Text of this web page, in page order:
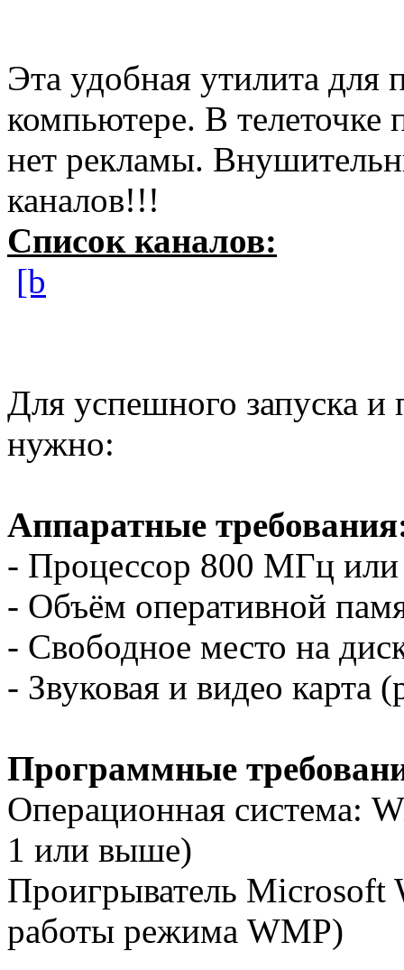
Эта удобная утилита для
компьютере. В
нет рекламы.
каналов!!!
Список каналов:
[b
Для успешного запуска
нужно:
Аппаратные
- Процессор 800 МГц
- Объём оперативной
- Свободное место на
- Звуковая и видео карта
Программные
Операционная система:
1 или выше)
Проигрыватель Microsoft
работы режима WMP)